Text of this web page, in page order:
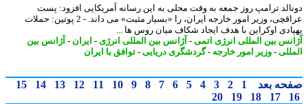
ترامپ روز جمعه به وقت محلی به این رسانه آمریکایی افزود: پست
عراقچی، وزیر امور خارجه ایران، را «بسیار مثبت» می داند. - 2 پوتین: حملات
اوکراین با هدف ایجاد شکاف میان روس ها ...
بین المللی انرژی اتمی -آژانس بین المللی انرژی-ایران -
آژانس بین
-وزیر امور خارجه-گردشگری دریایی -توافق با ایران
بعد 1
2
3
4
5
6
7
8
9
10
11
12
13
14
15
17
18
19
20